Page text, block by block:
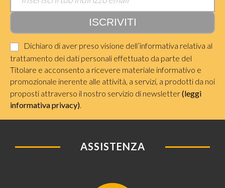
Dichiaro di aver preso visione dell’informativa relativa al
trattamento dei dati personali effettuato da parte del
Titolare e acconsento a ricevere materiale informativo e
promozionale inerente alle attività, a servizi, a prodotti da noi
proposti attraverso il nostro servizio di newsletter(leggi
informativa privacy).
ASSISTENZA